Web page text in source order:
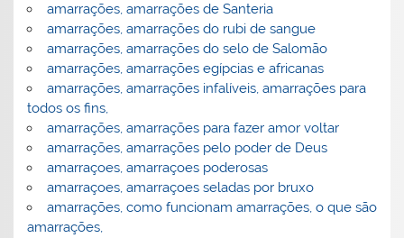
amarrações, amarrações de Santeria
amarrações, amarrações do rubi de sangue
amarrações, amarrações do selo de Salomão
amarrações, amarrações egípcias e africanas
amarrações, amarrações infalíveis, amarrações para
todos os fins,
amarrações, amarrações para fazer amor voltar
amarrações, amarrações pelo poder de Deus
amarraçoes, amarraçoes poderosas
amarraçoes, amarraçoes seladas por bruxo
amarrações, como funcionam amarrações, o que são
amarrações,